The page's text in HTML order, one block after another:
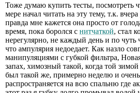
Тоже думаю купить тесты, посмотреть
мере начал читать на эту тему, т.к.
правда мне кажется она просто от
время, пока боролся с нитчаткой, стал
нерегулярно, не каждый день и по чуть
что ампулярия недоедает. Как назло
манипуляциями с губкой фильтра,
запах, химозный такой, когда той
был такой же, примерно неделю и
распространяется на всю спальню где